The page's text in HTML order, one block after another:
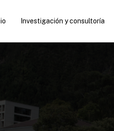
Investigación y consultoría